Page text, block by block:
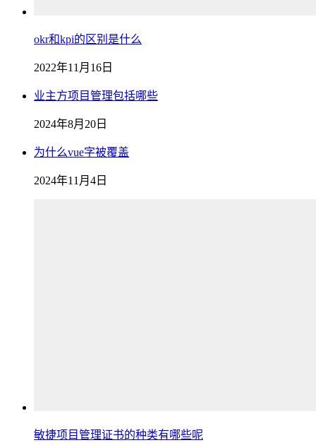
okr和kpi的区别是什么
2022年11月16日
业主方项目管理包括哪些
2024年8月20日
为什么vue字被覆盖
2024年11月4日
敏捷项目管理证书的种类有哪些呢